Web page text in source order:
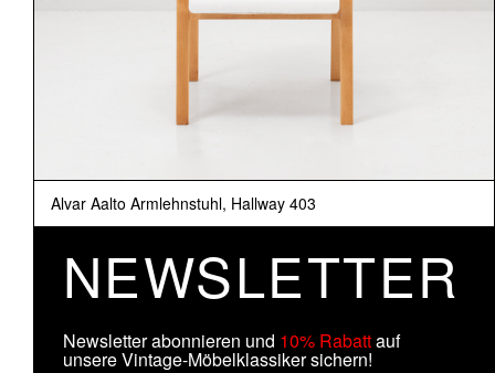
Alvar Aalto Armlehnstuhl, Hallway 403
NEWSLETTER
Newsletter abonnieren und 10% Rabattauf
unsere Vintage-Möbelklassiker sichern!